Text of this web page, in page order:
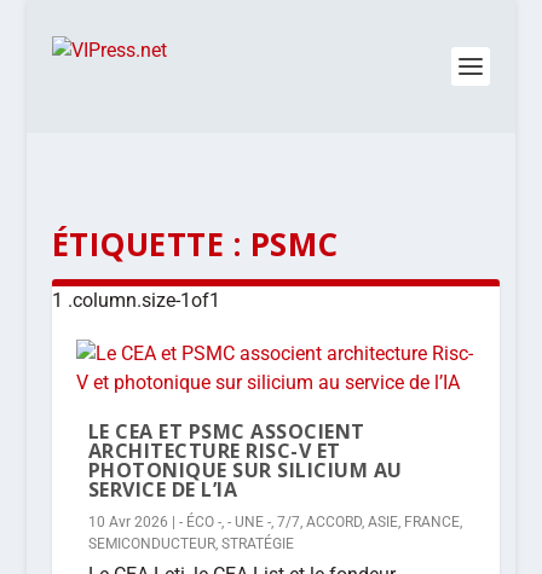
ÉTIQUETTE : PSMC
LE CEA ET PSMC ASSOCIENT
ARCHITECTURE RISC-V ET
PHOTONIQUE SUR SILICIUM AU
SERVICE DE L’IA
10 Avr 2026 - ÉCO -, - UNE -, 7/7, ACCORD, ASIE, FRANCE,
SEMICONDUCTEUR, STRATÉGIE